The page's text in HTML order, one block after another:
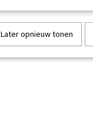
Later opnieuw tonen